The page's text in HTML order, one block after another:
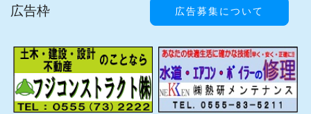
広告枠 広告募集について